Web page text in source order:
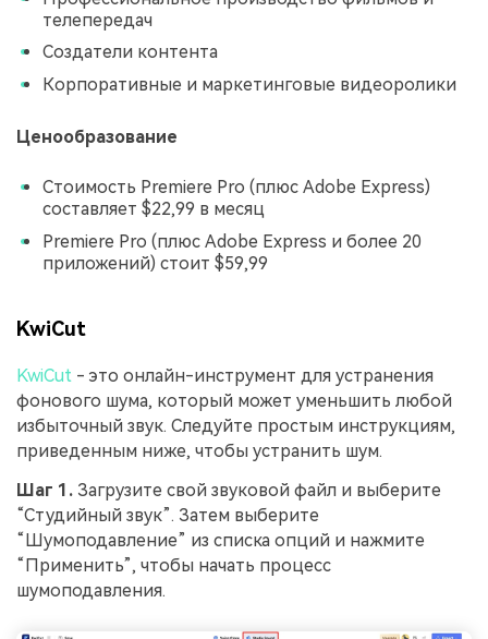
телепередач
Создатели контента
Корпоративные и маркетинговые видеоролики
Ценообразование
Стоимость Premiere Pro (плюс Adobe Express)
составляет $22,99 в месяц
Premiere Pro (плюс Adobe Express и более 20
приложений) стоит $59,99
KwiCut
KwiCut - это онлайн-инструмент для устранения
фонового шума, который может уменьшить любой
избыточный звук. Следуйте простым инструкциям,
приведенным ниже, чтобы устранить шум.
Шаг 1. Загрузите свой звуковой файл и выберите
“Студийный звук”. Затем выберите
“Шумоподавление” из списка опций и нажмите
“Применить”, чтобы начать процесс
шумоподавления.